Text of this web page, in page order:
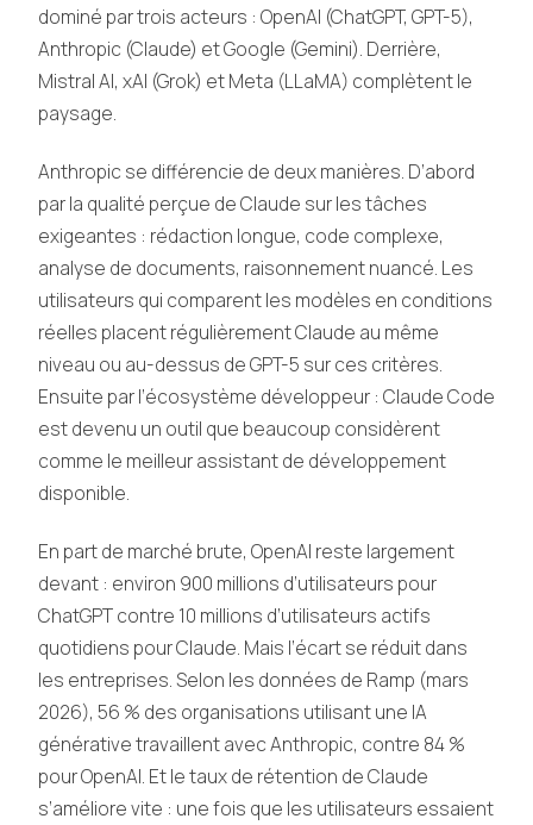
dominé par trois acteurs : OpenAI (ChatGPT, GPT-5),
Anthropic (Claude) et Google (Gemini). Derrière,
Mistral AI, xAI (Grok) et Meta (LLaMA) complètent le
paysage.
Anthropic se différencie de deux manières. D’abord
par la qualité perçue de Claude sur les tâches
exigeantes : rédaction longue, code complexe,
analyse de documents, raisonnement nuancé. Les
utilisateurs qui comparent les modèles en conditions
réelles placent régulièrement Claude au même
niveau ou au-dessus de GPT-5 sur ces critères.
Ensuite par l’écosystème développeur : Claude Code
est devenu un outil que beaucoup considèrent
comme le meilleur assistant de développement
disponible.
En part de marché brute, OpenAI reste largement
devant : environ 900 millions d’utilisateurs pour
ChatGPT contre 10 millions d’utilisateurs actifs
quotidiens pour Claude. Mais l’écart se réduit dans
les entreprises. Selon les données de Ramp (mars
2026), 56 % des organisations utilisant une IA
générative travaillent avec Anthropic, contre 84 %
pour OpenAI. Et le taux de rétention de Claude
s’améliore vite : une fois que les utilisateurs essaient